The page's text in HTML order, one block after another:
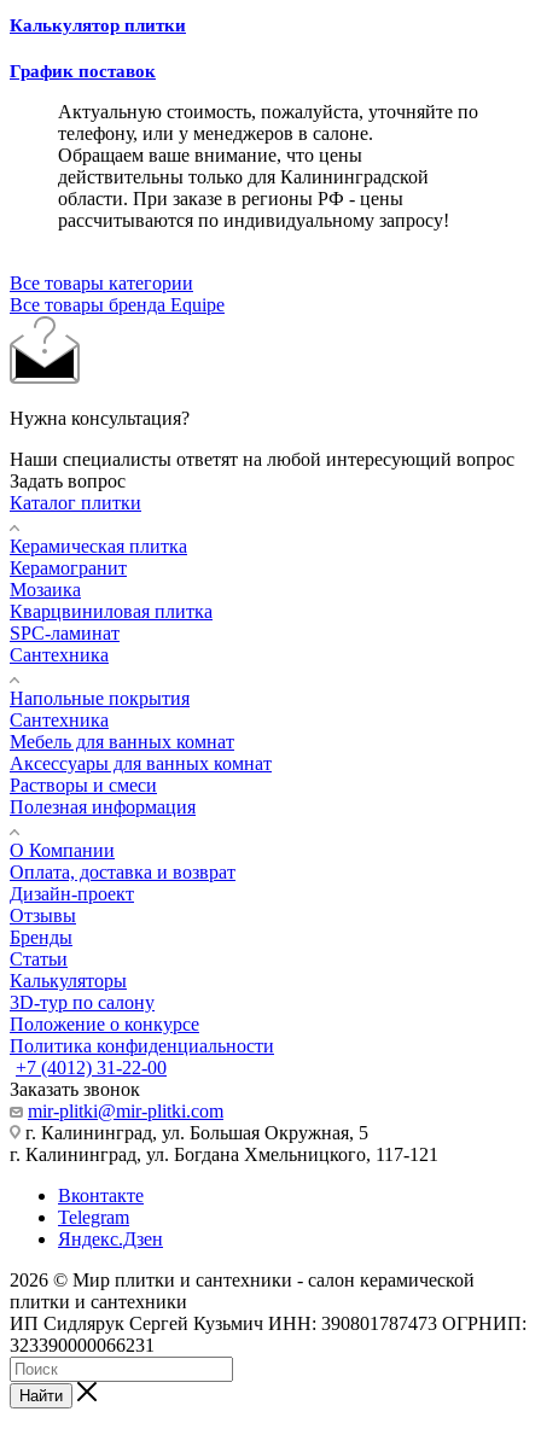
Калькулятор плитки
График поставок
Актуальную стоимость, пожалуйста, уточняйте по
телефону, или у менеджеров в салоне.
Обращаем ваше внимание, что цены
действительны только для Калининградской
области. При заказе в регионы РФ - цены
рассчитываются по индивидуальному запросу!
Все товары категории
Все товары бренда Equipe
Нужна консультация?
Наши специалисты ответят на любой интересующий вопрос
Задать вопрос
Каталог плитки
Керамическая плитка
Керамогранит
Мозаика
Кварцвиниловая плитка
SPC-ламинат
Сантехника
Напольные покрытия
Сантехника
Мебель для ванных комнат
Аксессуары для ванных комнат
Растворы и смеси
Полезная информация
О Компании
Оплата, доставка и возврат
Дизайн-проект
Отзывы
Бренды
Статьи
Калькуляторы
3D-тур по салону
Положение о конкурсе
Политика конфиденциальности
+7 (4012) 31-22-00
Заказать звонок
mir-plitki@mir-plitki.com
г. Калининград, ул. Большая Окружная, 5
г. Калининград, ул. Богдана Хмельницкого, 117-121
Вконтакте
Telegram
Яндекс.Дзен
2026 © Мир плитки и сантехники - салон керамической
плитки и сантехники
ИП Сидлярук Сергей Кузьмич ИНН: 390801787473 ОГРНИП:
323390000066231
Найти